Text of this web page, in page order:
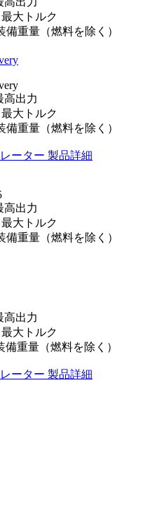
最大トルク
備重量（燃料を除く）
高出力
最大トルク
備重量（燃料を除く）
ーター 製品詳細
高出力
最大トルク
備重量（燃料を除く）
高出力
最大トルク
備重量（燃料を除く）
ーター 製品詳細